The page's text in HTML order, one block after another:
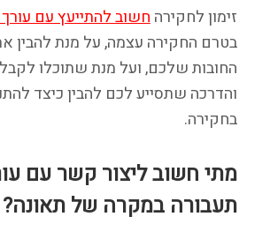
זימון לחקירהחשוב להתייעץ עם עורך
בטרם החקירה עצמה, על מנת להבין
החובות שלכם, ועל מנת שתוכלו לקבל
והדרכה שתסייע לכם להבין כיצד
בחקירה.
מתי חשוב ליצור קשר עם
תעבורה במקרה של תאונה?